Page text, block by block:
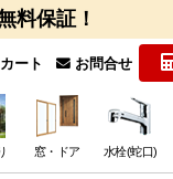
料保証！
ート お問合せ
窓・ドア 水栓(蛇口)